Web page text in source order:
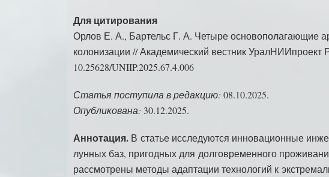
Для цитирования
Орлов Е. А., Бартельс Г. А. Четыре основополагающие
колонизации // Академический вестник
10.25628/UNIIP.2025.67.4.006
Статья поступила в редакцию: 08.10.2025.
Опубликована: 30.12.2025.
Аннотация. В статье исследуются инновационные
лунных баз, пригодных для долговременного
рассмотрены методы адаптации технологий к